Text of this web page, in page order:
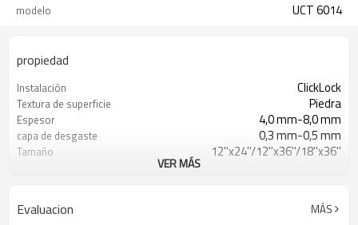
modelo UCT 6014
propiedad
Instalación ClickLock
Textura de superficie Piedra
Espesor 4,0 mm-8,0 mm
capa de desgaste 0,3 mm-0,5 mm
Tamaño 12''x24''/12''x36''/18''x36''
a los arañazos
Formaldehído Libre
VER MÁS
Evaluacion MÁS